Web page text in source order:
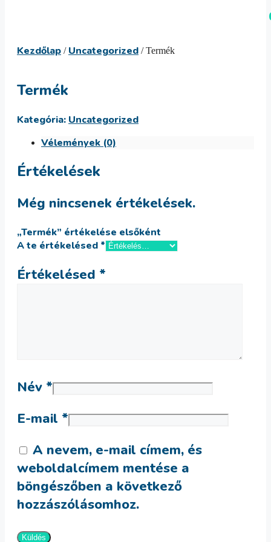
Kezdőlap / Uncategorized / Termék
Termék
Kategória: Uncategorized
Vélemények (0)
Értékelések
Még nincsenek értékelések.
„Termék” értékelése elsőként
A te értékelésed *
Értékelésed *
Név *
E-mail *
A nevem, e-mail címem, és
weboldalcímem mentése a
böngészőben a következő
hozzászólásomhoz.